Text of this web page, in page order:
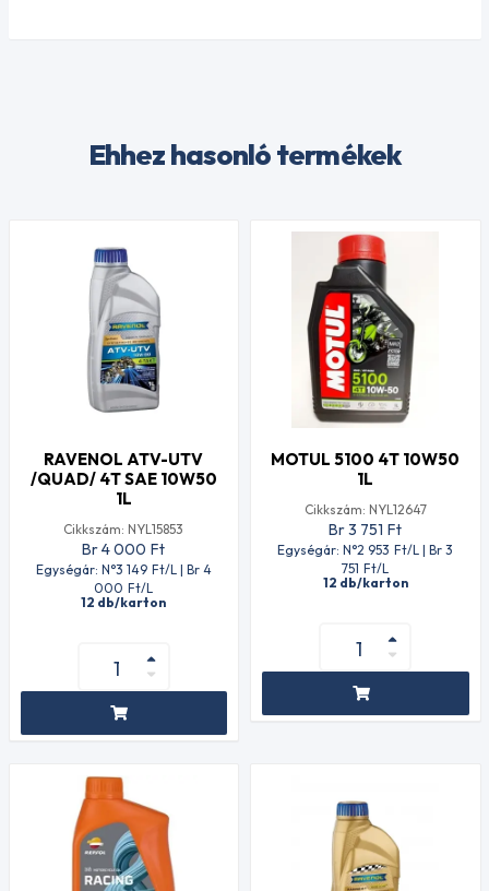
Ehhez hasonló termékek
RAVENOL ATV-UTV
/QUAD/ 4T SAE 10W50
1L
Cikkszám: NYL15853
Br 4 000 Ft
Egységár: N°3 149 Ft/L | Br 4
000 Ft/L
12 db/karton
MOTUL 5100 4T 10W50
1L
Cikkszám: NYL12647
Br 3 751 Ft
Egységár: N°2 953 Ft/L | Br 3
751 Ft/L
12 db/karton